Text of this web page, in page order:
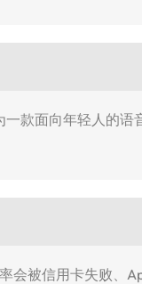
款面向年轻人的
被信用卡失败、